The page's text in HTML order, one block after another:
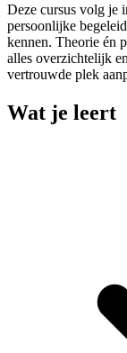
Deze cursus volg je
persoonlijke
kennen. Theorie én
alles overzichtelijk
vertrouwde plek
Wat je leert